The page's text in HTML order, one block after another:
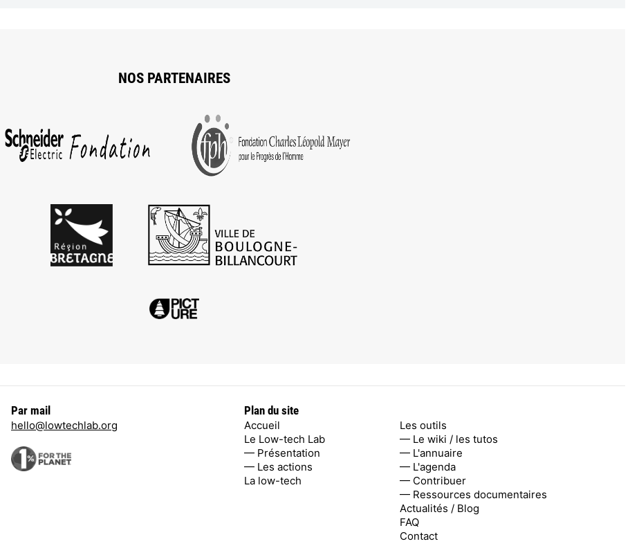
NOS PARTENAIRES
Par mail
hello@lowtechlab.org
Plan du site
Accueil
Le Low-tech Lab
— Présentation
— Les actions
La low-tech
Les outils
— Le wiki / les tutos
— L'annuaire
— L'agenda
— Contribuer
— Ressources documentaires
Actualités / Blog
FAQ
Contact